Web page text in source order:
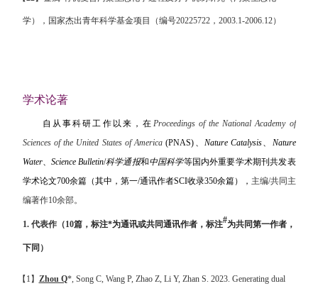
学），国家杰出青年科学基金项目（编号20225722， 2003.1-2006.12）
学术论著
自从事科研工作以来，在 Proceedings of the National Academy of
Sciences of the United States of America (PNAS) 、 Nature Catalysis、 Nature
Water、 Science Bulletin/科学通报和中国科学等国内外重要学术期刊共发表
学术论文700余篇（其中，第一/通讯作者SCI收录350余篇）， 主编/共同主
编著作10余部。
1. 代表作（10篇， 标注*为通讯或共同通讯作者，标注#为共同第一作者，
下同 ）
【 1 】 Zhou Q*, Song C, Wang P, Zhao Z, Li Y, Zhan S. 2023. Generating dual